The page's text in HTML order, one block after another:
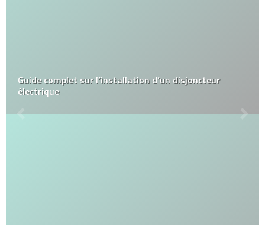
Guide complet sur l’installation d’un disjoncteur
électrique